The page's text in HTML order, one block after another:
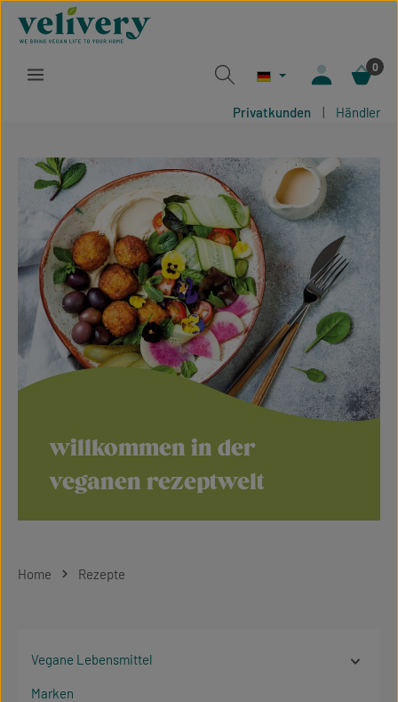
Zum Hauptinhalt springen
0
Privatkunden | Händler
willkommen in der
veganen rezeptwelt
Home Rezepte
Vegane Lebensmittel
Marken